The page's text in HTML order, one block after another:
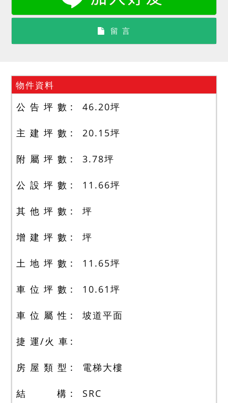
留 言
物件資料
公 告 坪 數 46.20坪
主 建 坪 數 20.15坪
附 屬 坪 數 3.78坪
公 設 坪 數 11.66坪
其 他 坪 數 坪
增 建 坪 數 坪
土 地 坪 數 11.65坪
車 位 坪 數 10.61 坪
車 位 屬 性 坡道平面
捷 運/火 車
房 屋 類 型 電梯大樓
結 構 SRC